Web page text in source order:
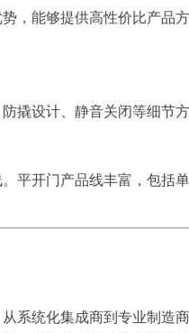
，能够提供高性价比产
设计、静音关闭等细节
平开门产品线丰富，包
系统化集成商到专业制